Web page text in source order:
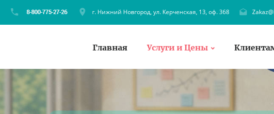
г. Нижний Новгород, ул. Керченская, 13, оф. 368
Главная Услуги и Цены